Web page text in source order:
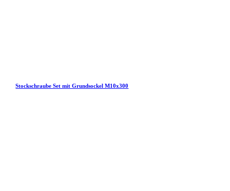
Stockschraube Set mit Grundsockel M10x300